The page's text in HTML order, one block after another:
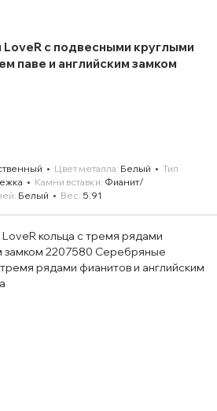
с подвесными круглыми
паве и английским замком
Цвет металла Белый
Тип
Камни вставки Фианит/
Белый Вес 5.91